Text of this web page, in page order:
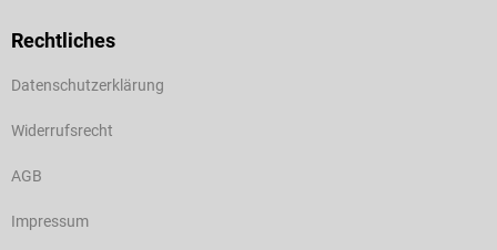
Rechtliches
Datenschutzerklärung
Widerrufsrecht
AGB
Impressum